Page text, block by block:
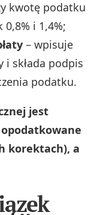
kwotę podatku
0,8% i 1,4%;
– wpisuje
i składa podpis
podatku.
jest
korektach), a